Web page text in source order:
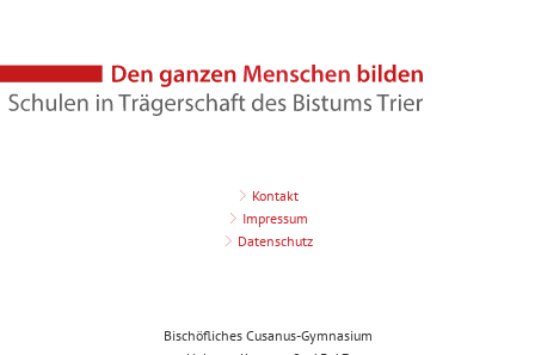
Kontakt
Impressum
Datenschutz
Bischöfliches Cusanus-Gymnasium